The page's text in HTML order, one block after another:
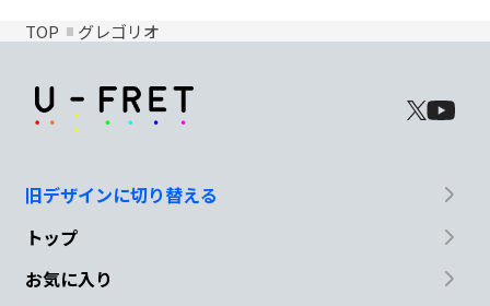
TOP グレゴリオ
旧デザインに切り替える
トップ
お気に入り